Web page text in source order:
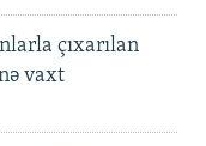
çıxarılan
vaxt